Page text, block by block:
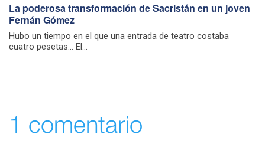
La poderosa transformación de Sacristán en un joven
Fernán Gómez
Hubo un tiempo en el que una entrada de teatro costaba
cuatro pesetas… El...
1 comentario